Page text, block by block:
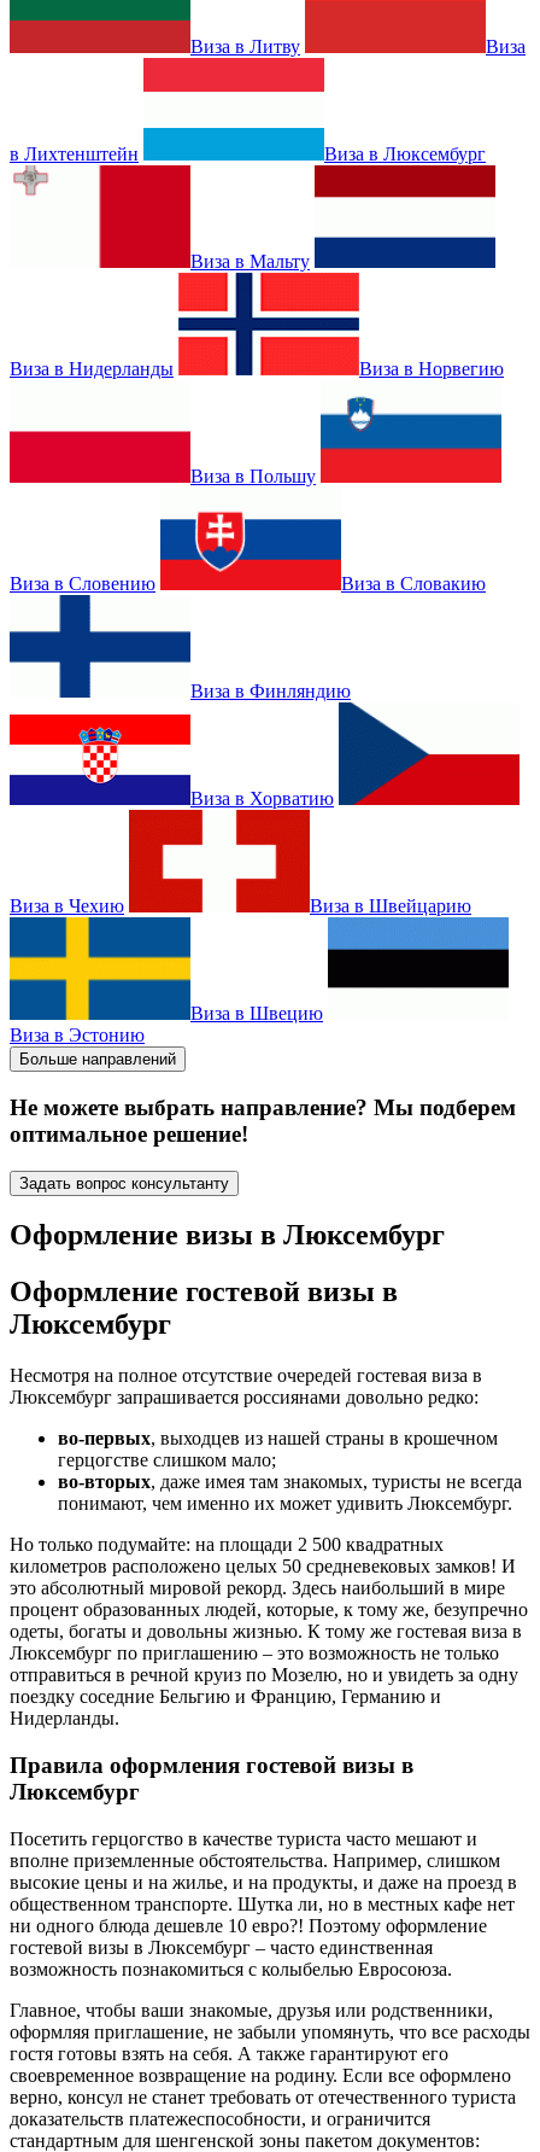
Виза в Литву Виза
в Лихтенштейн Виза в Люксембург
Виза в Мальту
Виза в Нидерланды Виза в Норвегию
Виза в Польшу
Виза в Словению Виза в Словакию
Виза в Финляндию
Виза в Хорватию
Виза в Чехию Виза в Швейцарию
Виза в Швецию
Виза в Эстонию
Больше направлений
Не можете выбрать направление? Мы подберем
оптимальное решение!
Задать вопрос консультанту
Оформление визы в Люксембург
Оформление гостевой визы в
Люксембург
Несмотря на полное отсутствие очередей гостевая виза в
Люксембург запрашивается россиянами довольно редко:
во-первых, выходцев из нашей страны в крошечном
герцогстве слишком мало;
во-вторых, даже имея там знакомых, туристы не всегда
понимают, чем именно их может удивить Люксембург.
Но только подумайте: на площади 2 500 квадратных
километров расположено целых 50 средневековых замков! И
это абсолютный мировой рекорд. Здесь наибольший в мире
процент образованных людей, которые, к тому же, безупречно
одеты, богаты и довольны жизнью. К тому же гостевая виза в
Люксембург по приглашению – это возможность не только
отправиться в речной круиз по Мозелю, но и увидеть за одну
поездку соседние Бельгию и Францию, Германию и
Нидерланды.
Правила оформления гостевой визы в
Люксембург
Посетить герцогство в качестве туриста часто мешают и
вполне приземленные обстоятельства. Например, слишком
высокие цены и на жилье, и на продукты, и даже на проезд в
общественном транспорте. Шутка ли, но в местных кафе нет
ни одного блюда дешевле 10 евро?! Поэтому оформление
гостевой визы в Люксембург – часто единственная
возможность познакомиться с колыбелью Евросоюза.
Главное, чтобы ваши знакомые, друзья или родственники,
оформляя приглашение, не забыли упомянуть, что все расходы
гостя готовы взять на себя. А также гарантируют его
своевременное возвращение на родину. Если все оформлено
верно, консул не станет требовать от отечественного туриста
доказательств платежеспособности, и ограничится
стандартным для шенгенской зоны пакетом документов: